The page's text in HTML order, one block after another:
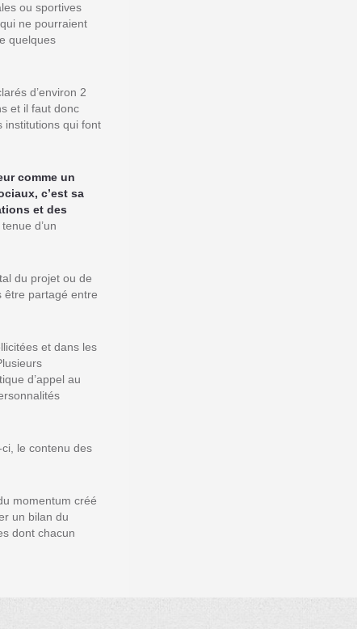
ou sportives
ne pourraient
quelques
d’environ 2
et il faut donc
institutions qui font
comme un
c’est sa
et des
d’un
du projet ou de
être partagé entre
et dans les
d’appel au
le contenu des
momentum créé
un bilan du
dont chacun